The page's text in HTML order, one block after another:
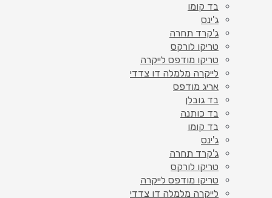
בד קומו
ג'ינס
ג'קרד תחרה
טריקו לורקס
טריקו מודפס לייקרה
לייקרה מלמלה דו צדדי
אריג מודפס
בד גובלן
בד כותנה
בד קומו
ג'ינס
ג'קרד תחרה
טריקו לורקס
טריקו מודפס לייקרה
לייקרה מלמלה דו צדדי